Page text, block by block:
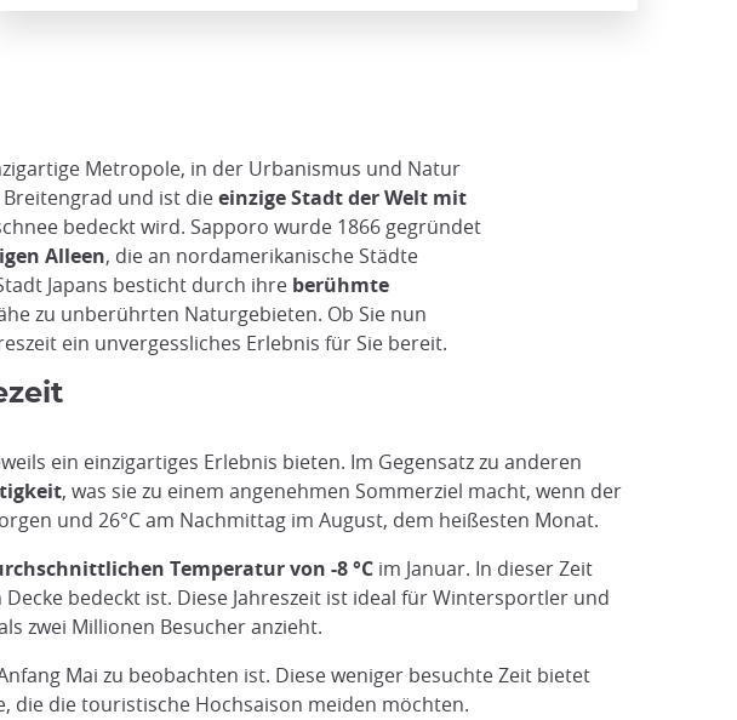
Metropole, in der Urbanismus und Natur
Breitengrad und ist dieeinzige Stadt der Welt mit
bedeckt wird. Sapporo wurde 1866 gegründet
Alleen, die an nordamerikanische Städte
Japans besticht durch ihre berühmte
zu unberührten Naturgebieten. Ob Sie nun
ein unvergessliches Erlebnis für Sie bereit.
ein einzigartiges Erlebnis bieten. Im Gegensatz zu anderen
, was sie zu einem angenehmen Sommerziel macht, wenn der
und 26°C am Nachmittag im August, dem heißesten Monat.
Temperatur von -8 °C im Januar. In dieser Zeit
bedeckt ist. Diese Jahreszeit ist ideal für Wintersportler und
zwei Millionen Besucher anzieht.
Mai zu beobachten ist. Diese weniger besuchte Zeit bietet
die die touristische Hochsaison meiden möchten.